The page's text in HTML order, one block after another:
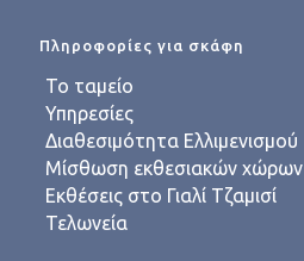
Πληροφορίες για σκάφη
Το ταμείο
Υπηρεσίες
Διαθεσιμότητα Ελλιμενισμού
Μίσθωση εκθεσιακών χώρων
Εκθέσεις στο Γιαλί Τζαμισί
Τελωνεία